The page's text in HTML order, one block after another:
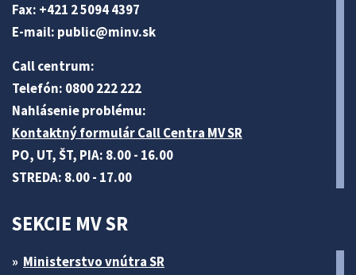
Fax: +421 2 5094 4397
E-mail: public@minv.sk
Call centrum:
Telefón: 0800 222 222
Nahlásenie problému:
Kontaktný formulár Call Centra MV SR
PO, UT, ŠT, PIA: 8.00 - 16.00
STREDA: 8.00 - 17.00
SEKCIE MV SR
Ministerstvo vnútra SR